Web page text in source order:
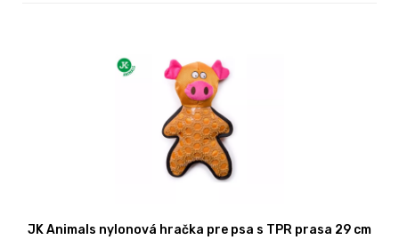
JK Animals nylonová hračka pre psa s TPR prasa 29 cm